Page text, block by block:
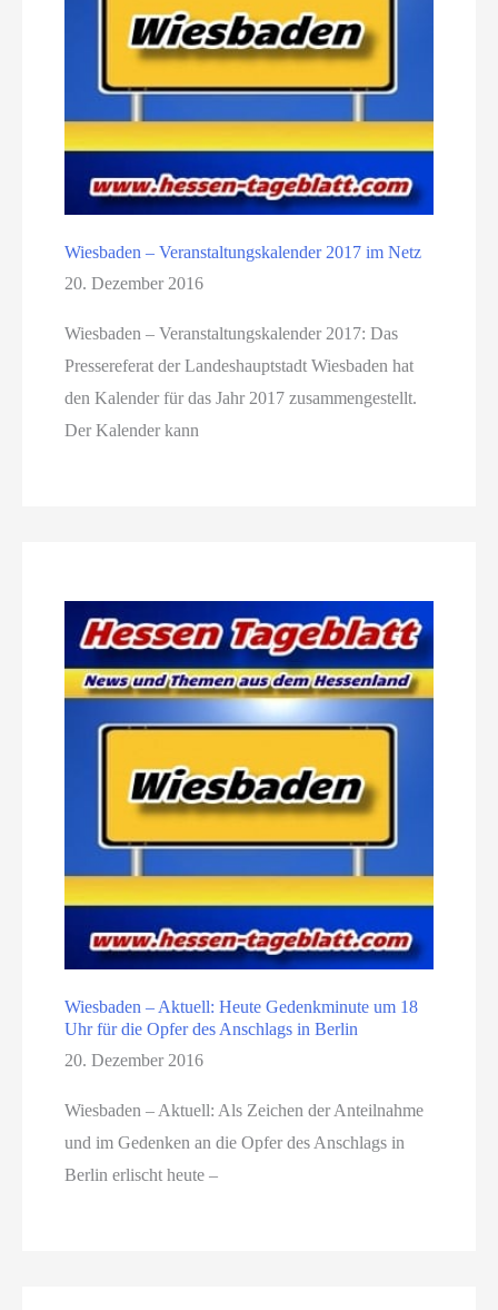
Wiesbaden – Veranstaltungskalender 2017 im Netz
20. Dezember 2016
Wiesbaden – Veranstaltungskalender 2017: Das
Pressereferat der Landeshauptstadt Wiesbaden hat
den Kalender für das Jahr 2017 zusammengestellt.
Der Kalender kann
Wiesbaden – Aktuell: Heute Gedenkminute um 18
Uhr für die Opfer des Anschlags in Berlin
20. Dezember 2016
Wiesbaden – Aktuell: Als Zeichen der Anteilnahme
und im Gedenken an die Opfer des Anschlags in
Berlin erlischt heute –